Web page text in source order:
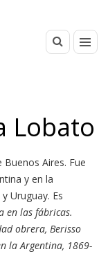
Lobato
Aires. Fue
y en la
Uruguay. Es
en las fábricas.
obrera, Berisso
la Argentina, 1869-